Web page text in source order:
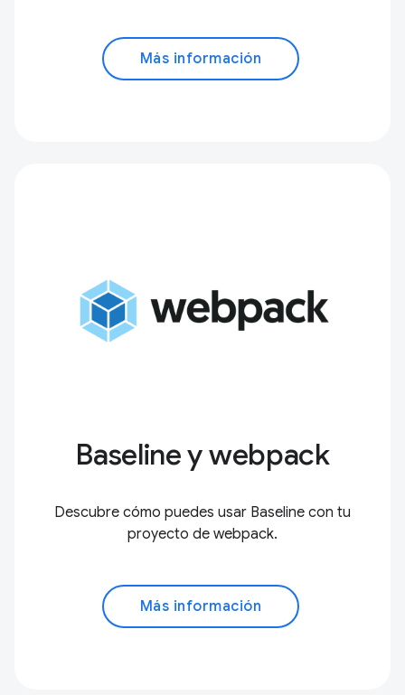
Más información
Baseline y webpack
Descubre cómo puedes usar Baseline con tu
proyecto de webpack.
Más información